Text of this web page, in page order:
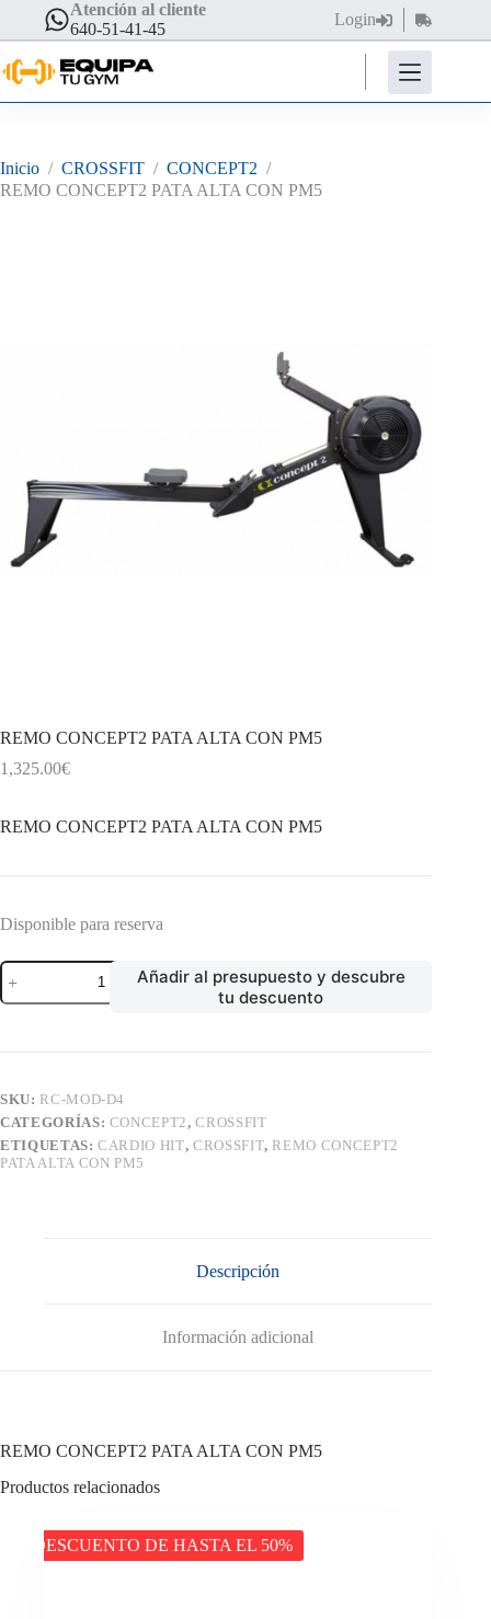
contenido
Atención al cliente
640-51-41-45
Login
Carro
de
compra
Inicio / CROSSFIT / CONCEPT2 /
REMO CONCEPT2 PATA ALTA CON PM5
REMO CONCEPT2 PATA ALTA CON PM5
1,325.00€
REMO CONCEPT2 PATA ALTA CON PM5
Disponible para reserva
REMO
CONCEPT2
PATA
Añadir al presupuesto y descubre
tu descuento
SKU: RC-MOD-D4
CATEGORÍAS: CONCEPT2,CROSSFIT
ETIQUETAS:CARDIO HIT, CROSSFIT, REMO CONCEPT2
PATA ALTA CON PM5
Descripción
Información adicional
REMO CONCEPT2 PATA ALTA CON PM5
Productos relacionados
DESCUENTO DE HASTA EL 50%